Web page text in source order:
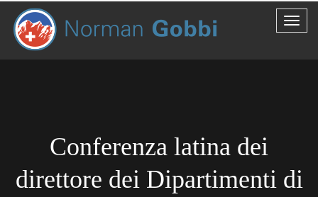
Conferenza latina dei
direttore dei Dipartimenti di